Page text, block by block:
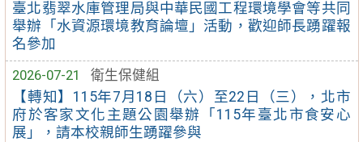
臺北翡翠水庫管理局與中華民國工程環境學會等共同
舉辦「水資源環境教育論壇」活動，歡迎師長踴躍報
名參加
2026-07-21
衛生保健組
【轉知】115年7月18日（六）至22日（三），北市
府於客家文化主題公園舉辦「115年臺北市食安心
展」，請本校親師生踴躍參與